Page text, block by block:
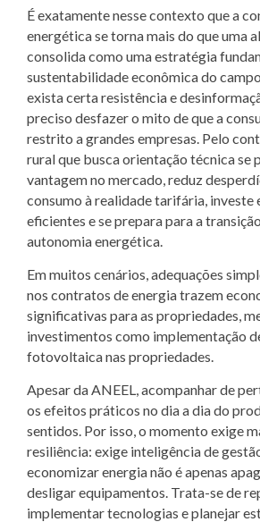
É exatamente nesse contexto que a
energética se torna mais do que uma
consolida como uma estratégia
sustentabilidade econômica do
exista certa resistência e
preciso desfazer o mito de que a
restrito a grandes empresas. Pelo
rural que busca orientação técnica se
vantagem no mercado, reduz
consumo à realidade tarifária, investe
eficientes e se prepara para a
autonomia energética.
Em muitos cenários, adequações
nos contratos de energia trazem
significativas para as propriedades,
investimentos como implementação
fotovoltaica nas propriedades.
Apesar da ANEEL, acompanhar de
os efeitos práticos no dia a dia do
sentidos. Por isso, o momento exige
resiliência: exige inteligência de
economizar energia não é apenas
desligar equipamentos. Trata-se de
implementar tecnologias e planejar